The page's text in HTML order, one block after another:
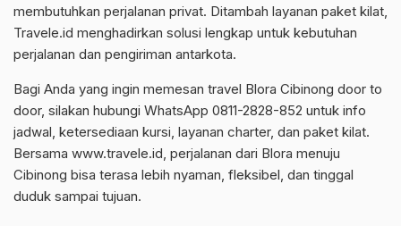
membutuhkan perjalanan privat. Ditambah layanan paket kilat,
Travele.id menghadirkan solusi lengkap untuk kebutuhan
perjalanan dan pengiriman antarkota.
Bagi Anda yang ingin memesan travel Blora Cibinong door to
door, silakan hubungi WhatsApp 0811-2828-852 untuk info
jadwal, ketersediaan kursi, layanan charter, dan paket kilat.
Bersama www.travele.id, perjalanan dari Blora menuju
Cibinong bisa terasa lebih nyaman, fleksibel, dan tinggal
duduk sampai tujuan.